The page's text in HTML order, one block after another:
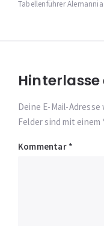
Tabellenführer Alemannia
Deine E-Mail-
Felder sind mit
Kommentar *